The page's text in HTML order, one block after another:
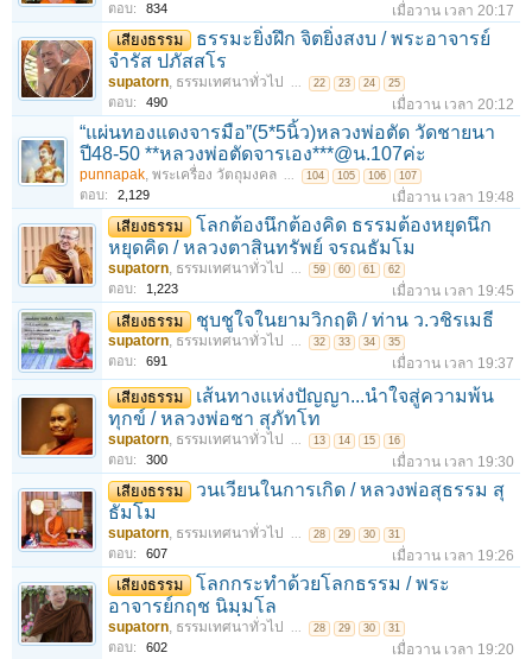
ตอบ: 834 เมื่อวาน เวลา 20:17
เสียงธรรม
ธรรมะยิ่งฝึก จิตยิ่งสงบ / พระอาจารย์
จำรัส ปภัสสโร
supatorn, ธรรมเทศนาทั่วไป ... 22 23 24 25
ตอบ: 490 เมื่อวาน เวลา 20:12
“แผ่นทองแดงจารมือ”(5*5นิ้ว)หลวงพ่อตัด วัดชายนา
ปี48-50 **หลวงพ่อตัดจารเอง***@น.107ค่ะ
punnapak, พระเครื่อง วัตถุมงคล ... 104 105 106 107
ตอบ: 2,129 เมื่อวาน เวลา 19:48
เสียงธรรม
โลกต้องนึกต้องคิด ธรรมต้องหยุดนึก
หยุดคิด / หลวงตาสินทรัพย์ จรณธัมโม
supatorn, ธรรมเทศนาทั่วไป ... 59 60 61 62
ตอบ: 1,223 เมื่อวาน เวลา 19:45
เสียงธรรม ชุบชูใจในยามวิกฤติ / ท่าน ว.วชิรเมธี
supatorn, ธรรมเทศนาทั่วไป ... 32 33 34 35
ตอบ: 691 เมื่อวาน เวลา 19:37
เสียงธรรม
เส้นทางแห่งปัญญา...นำใจสู่ความพ้น
ทุกข์ / หลวงพ่อชา สุภัทโท
supatorn, ธรรมเทศนาทั่วไป ... 13 14 15 16
ตอบ: 300 เมื่อวาน เวลา 19:30
เสียงธรรม
วนเวียนในการเกิด / หลวงพ่อสุธรรม สุ
ธัมโม
supatorn, ธรรมเทศนาทั่วไป ... 28 29 30 31
ตอบ: 607 เมื่อวาน เวลา 19:26
เสียงธรรม
โลกกระทำด้วยโลกธรรม / พระ
อาจารย์กฤช นิมฺมโล
supatorn, ธรรมเทศนาทั่วไป ... 28 29 30 31
ตอบ: 602 เมื่อวาน เวลา 19:20